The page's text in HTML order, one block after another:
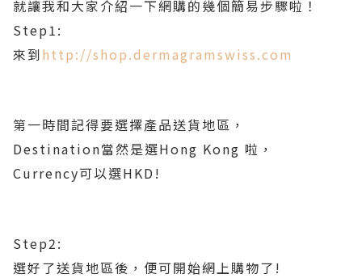
就讓我和大家介紹一下網購的幾個簡易步驟啦！
Step1:
來到http://shop.dermagramswiss.com
第一時間記得要選擇產品送貨地區，
Destination當然是選Hong Kong 啦，
Currency可以選HKD!
Step2:
選好了送貨地區後，便可開始網上購物了!